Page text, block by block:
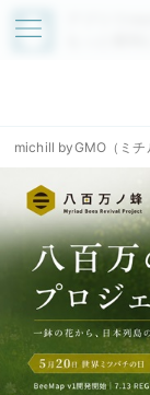
アプリで
michill byGMO（ミチ